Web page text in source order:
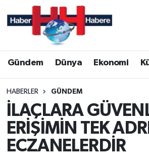
Gündem Dünya Ekonomi
HABERLER GÜNDEM
İLAÇLARA
ERİŞİMİN TEK
ECZANELERDİR
Hava Durumu
Trafik Durumu
Süper Lig Puan Durumu ve
Tüm Manşetler
Son Dakika Haberleri